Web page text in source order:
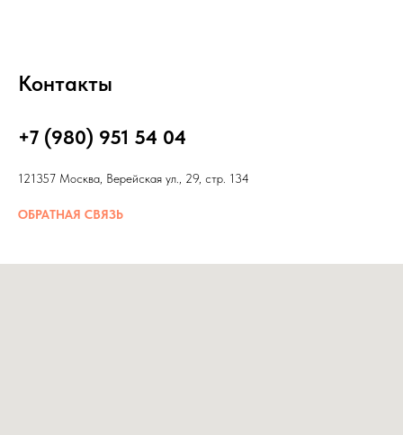
Контакты
+7 (980) 951 54 04
121357 Москва, Верейская ул., 29, стр. 134
ОБРАТНАЯ СВЯЗЬ